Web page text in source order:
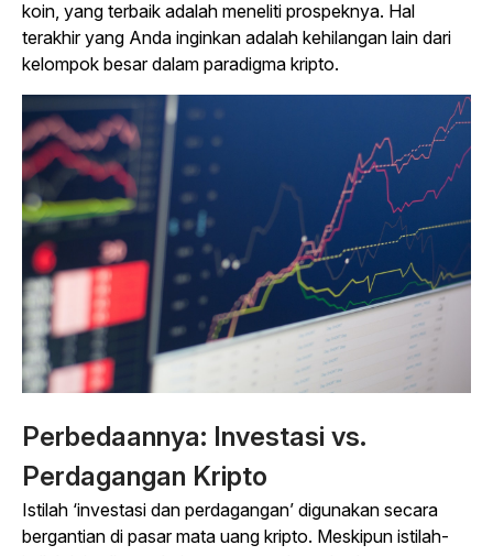
koin, yang terbaik adalah meneliti prospeknya. Hal
terakhir yang Anda inginkan adalah kehilangan lain dari
kelompok besar dalam paradigma kripto.
Perbedaannya: Investasi vs.
Perdagangan Kripto
Istilah ‘investasi dan perdagangan’ digunakan secara
bergantian di pasar mata uang kripto. Meskipun istilah-